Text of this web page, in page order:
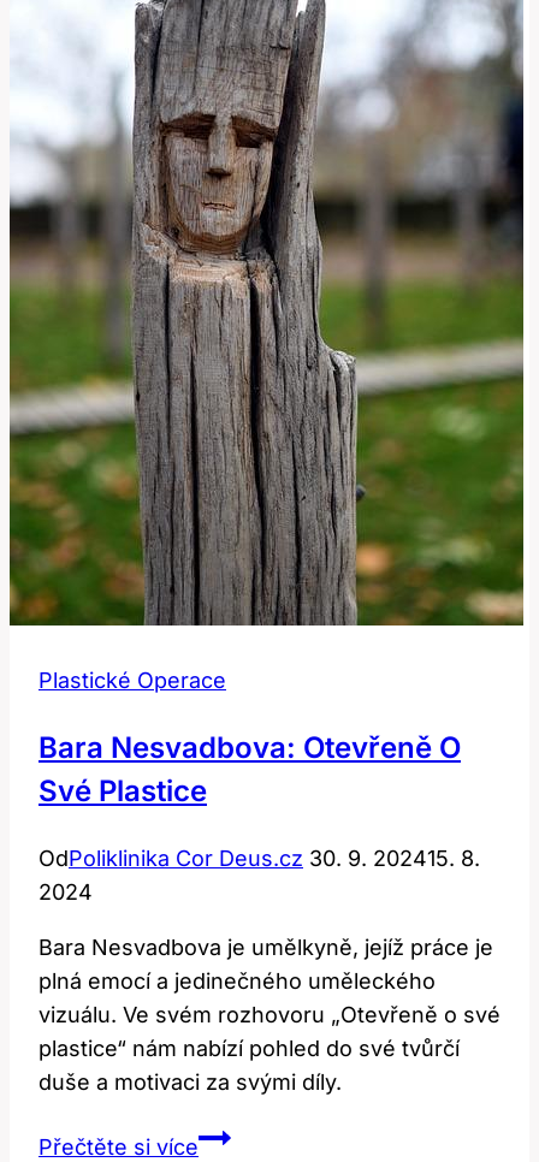
Plastické Operace
Bara Nesvadbova: Otevřeně O
Své Plastice
OdPoliklinika Cor Deus.cz 30. 9. 202415. 8.
2024
Bara Nesvadbova je umělkyně, jejíž práce je
plná emocí a jedinečného uměleckého
vizuálu. Ve svém rozhovoru „Otevřeně o své
plastice“ nám nabízí pohled do své tvůrčí
duše a motivaci za svými díly.
Přečtěte si víceBara